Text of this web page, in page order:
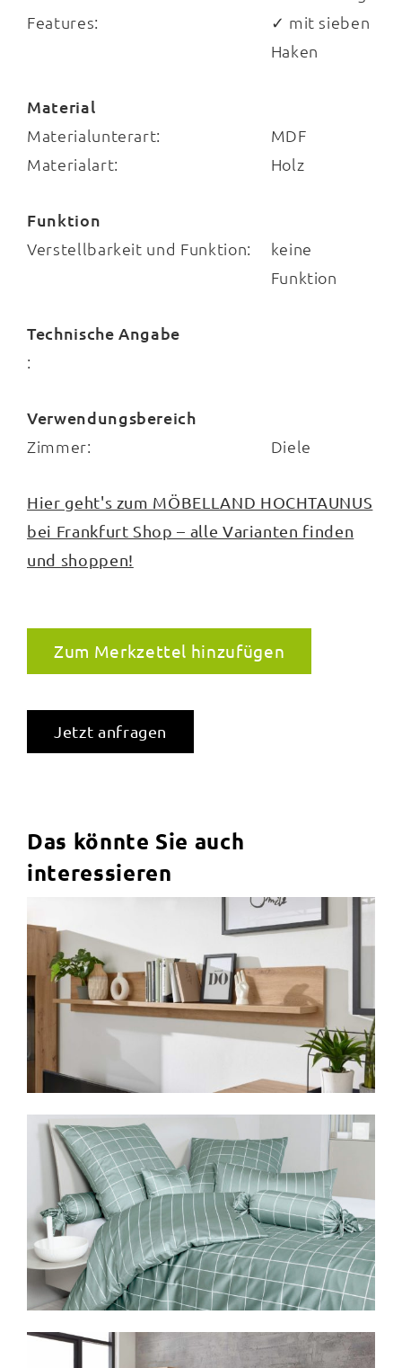
Features:
✓ mit sieben
Haken
Material
Materialunterart:
MDF
Materialart:
Holz
Funktion
Verstellbarkeit und Funktion:
keine
Funktion
Technische Angabe
:
Verwendungsbereich
Zimmer:
Diele
Hier geht's zum MÖBELLAND HOCHTAUNUS
bei Frankfurt Shop – alle Varianten finden
und shoppen!
Zum Merkzettel hinzufügen
Jetzt anfragen
Das könnte Sie auch
interessieren